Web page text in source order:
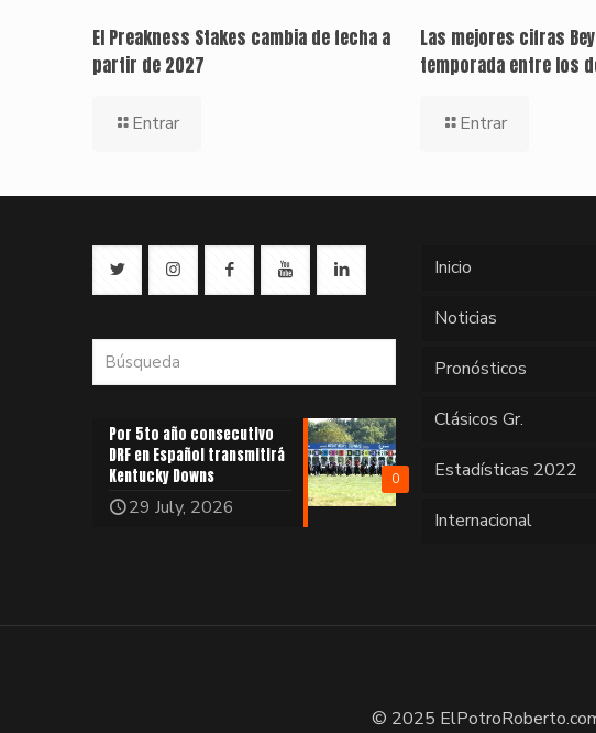
El Preakness Stakes cambia de fecha a
partir de 2027
Entrar
Las mejores cifras
temporada entre los
Entrar
0
Por 5to año consecutivo
DRF en Español transmitirá
Kentucky Downs
29 July, 2026
Inicio
Noticias
Pronósticos
Clásicos Gr.
Estadísticas 2022
Internacional
© 2025